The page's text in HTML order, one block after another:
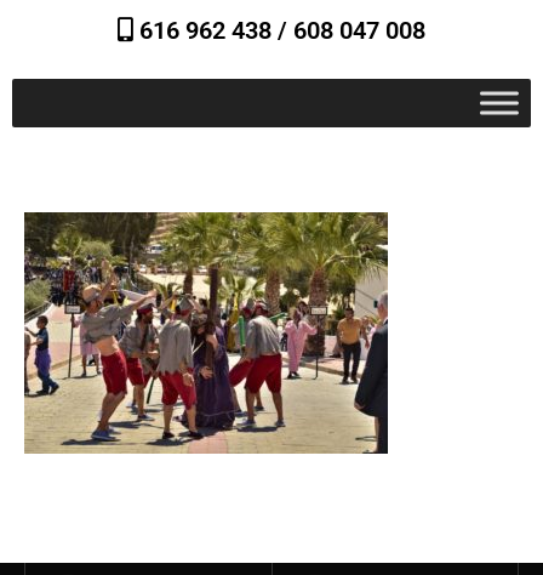
616 962 438 / 608 047 008